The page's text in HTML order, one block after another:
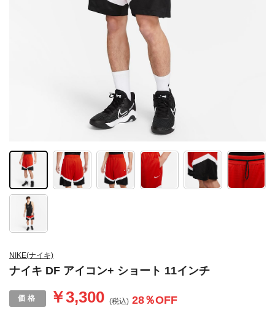
NIKE(ナイキ)
ナイキ DF アイコン+ ショート 11インチ
￥3,300 (税込) 28％OFF